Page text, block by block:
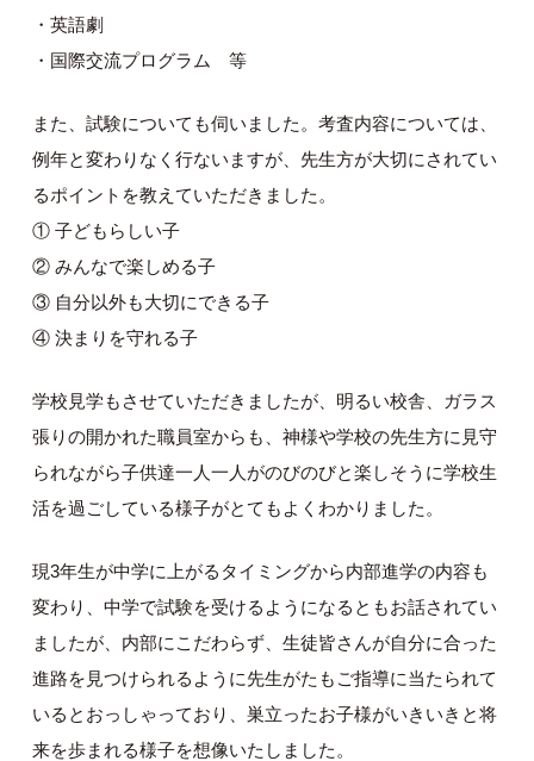
・英語劇
・国際交流プログラム 等
また、試験についても伺いました。考査内容については、
例年と変わりなく行ないますが、先生方が大切にされてい
るポイントを教えていただきました。
① 子どもらしい子
② みんなで楽しめる子
③ 自分以外も大切にできる子
④ 決まりを守れる子
学校見学もさせていただきましたが、明るい校舎、ガラス
張りの開かれた職員室からも、神様や学校の先生方に見守
られながら子供達一人一人がのびのびと楽しそうに学校生
活を過ごしている様子がとてもよくわかりました。
現3年生が中学に上がるタイミングから内部進学の内容も
変わり、中学で試験を受けるようになるともお話されてい
ましたが、内部にこだわらず、生徒皆さんが自分に合った
進路を見つけられるように先生がたもご指導に当たられて
いるとおっしゃっており、巣立ったお子様がいきいきと将
来を歩まれる様子を想像いたしました。